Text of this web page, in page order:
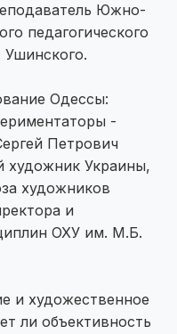
Южно-
педагогического
Одессы:
-
Петрович
художник Украины,
художников
и
ОХУ им. М.Б.
и художественное
ли объективность